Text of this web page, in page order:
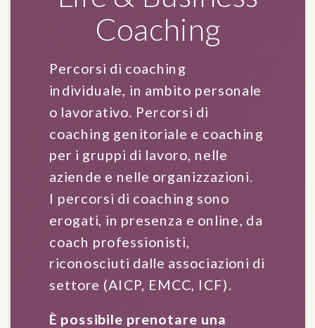
Coaching
Percorsi di coaching
individuale, in ambito personale
o lavorativo. Percorsi di
coaching genitoriale e coaching
per i gruppi di lavoro, nelle
aziende e nelle organizzazioni.
I percorsi di coaching sono
erogati, in presenza e online, da
coach professionisti,
riconosciuti dalle associazioni di
settore (AICP, EMCC, ICF).
È possibile prenotare una